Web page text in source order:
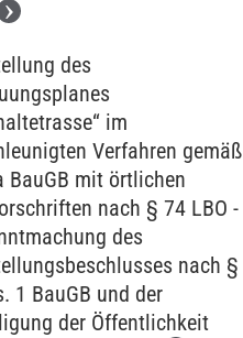
des
im
Verfahren gemäß
BauGB mit örtlichen
nach § 74 LBO -
des
nach §
1 BauGB und der
der Öffentlichkeit